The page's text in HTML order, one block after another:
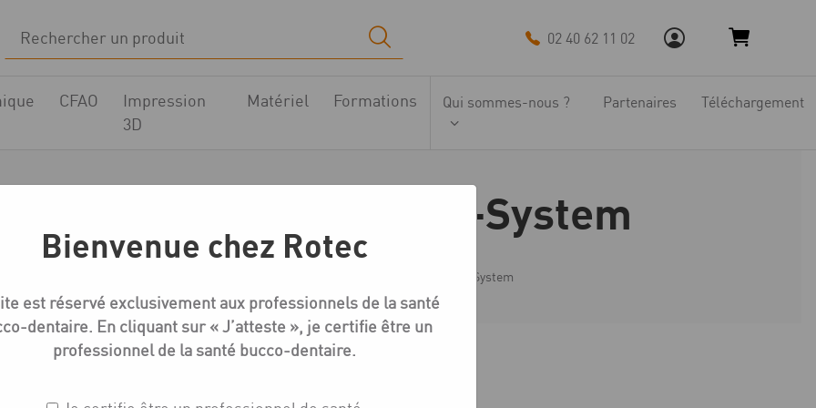
02 40 62 11 02
CFAO
Impression
3D
Matériel Formations Qui sommes-nous ? Partenaires Téléchargement
AnyRidge MG-System
Compatible Megagen AnyRidge MG-System
Bienvenue chez Rotec
est réservé exclusivement aux professionnels de la santé
dentaire. En cliquant sur « J’atteste », je certifie être un
professionnel de la santé bucco-dentaire.